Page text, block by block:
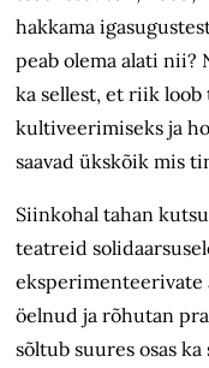
hakkama
peab olema alati
ka sellest, et riik
kultiveerimiseks ja
saavad ükskõik mis
Siinkohal tahan
teatreid
eksperimenteerivate
öelnud ja rõhutan
sõltub suures osas